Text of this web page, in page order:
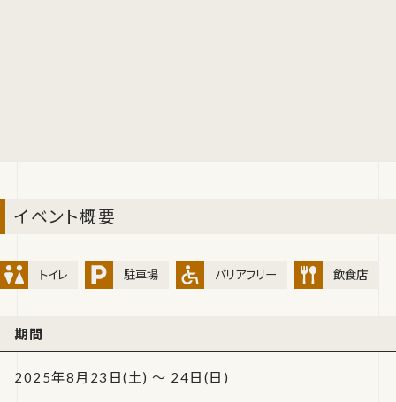
イベント概要
トイレ 駐車場 バリアフリー 飲食店
期間
2025年8月23日(土) ～ 24日(日)